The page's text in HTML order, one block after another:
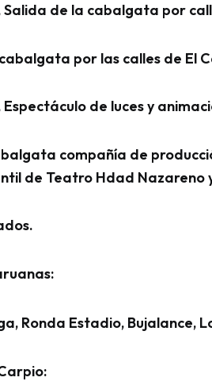
Salida de la cabalgata por
cabalgata por las calles de
Espectáculo de luces y
compañía de
de Teatro Hdad Nazareno
Ronda Estadio, Bujalance,